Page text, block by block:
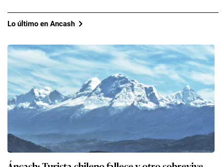
Lo último en Ancash